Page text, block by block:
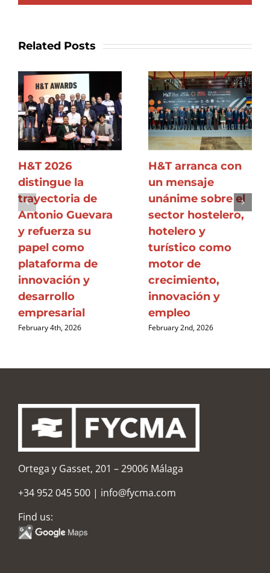
Related Posts
H&T 2026
distingue la
trayectoria de
Antonio Guevara
y refuerza su
papel como
plataforma de
innovación y
desarrollo
empresarial
February 4th, 2026
H&T arranca con
un mensaje
unánime sobre el
sector hostelero,
hotelero y
turístico como
motor de
crecimiento,
innovación y
empleo
February 2nd, 2026
Ortega y Gasset, 201 – 29006 Málaga
+34 952 045 500 | info@fycma.com
Find us: